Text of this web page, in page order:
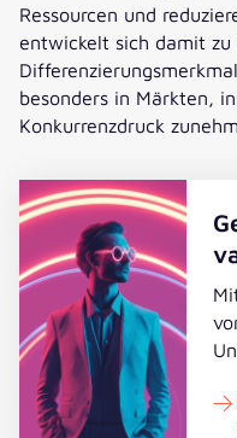
Ressourcen und
entwickelt sich damit
besonders in Märkten,
Konkurrenzdruck